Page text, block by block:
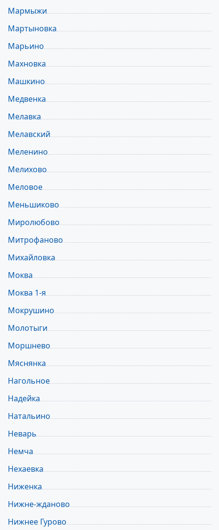
Мармыжи
Мартыновка
Марьино
Махновка
Машкино
Медвенка
Мелавка
Мелавский
Меленино
Мелихово
Меловое
Меньшиково
Миролюбово
Митрофаново
Михайловка
Моква
Моква 1-я
Мокрушино
Молотыги
Моршнево
Мяснянка
Нагольное
Надейка
Натальино
Неварь
Немча
Нехаевка
Ниженка
Нижне-жданово
Нижнее Гурово